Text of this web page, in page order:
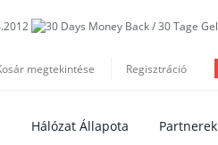
megtekintése Regisztráció
Hálózat Állapota Partnerek